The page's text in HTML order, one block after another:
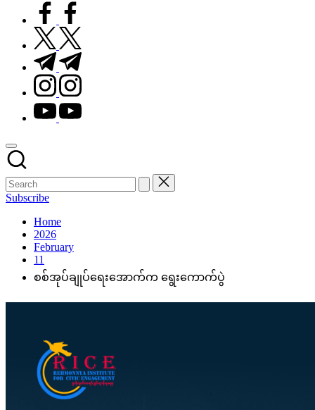
facebook.com
twitter.com
t.me
instagram.com
youtube.com
Subscribe
Home
2026
February
11
စစ်အုပ်ချုပ်ရေးအောက်က ရွေးကောက်ပွဲ